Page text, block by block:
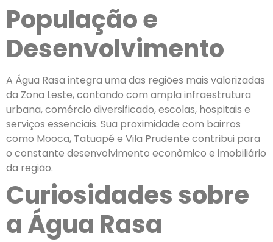
População e
Desenvolvimento
A Água Rasa integra uma das regiões mais valorizadas
da Zona Leste, contando com ampla infraestrutura
urbana, comércio diversificado, escolas, hospitais e
serviços essenciais. Sua proximidade com bairros
como Mooca, Tatuapé e Vila Prudente contribui para
o constante desenvolvimento econômico e imobiliário
da região.
Curiosidades sobre
a Água Rasa